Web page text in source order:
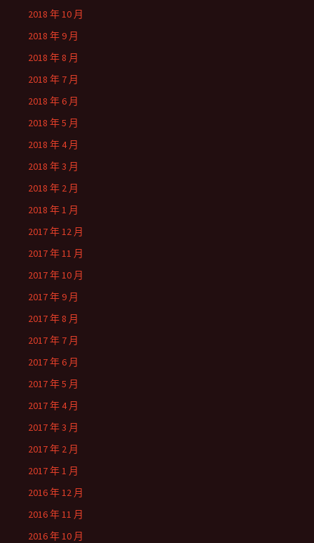
2018 年 10 月
2018 年 9 月
2018 年 8 月
2018 年 7 月
2018 年 6 月
2018 年 5 月
2018 年 4 月
2018 年 3 月
2018 年 2 月
2018 年 1 月
2017 年 12 月
2017 年 11 月
2017 年 10 月
2017 年 9 月
2017 年 8 月
2017 年 7 月
2017 年 6 月
2017 年 5 月
2017 年 4 月
2017 年 3 月
2017 年 2 月
2017 年 1 月
2016 年 12 月
2016 年 11 月
2016 年 10 月